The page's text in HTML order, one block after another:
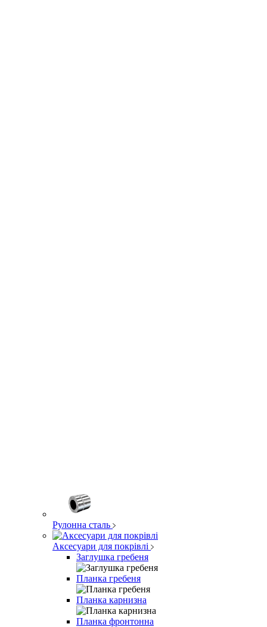
Рулонна сталь
Аксесуари для покрівлі
Заглушка гребеня
Планка гребеня
Планка карнизна
Планка фронтонна